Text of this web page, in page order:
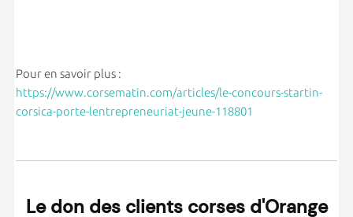
Pour en savoir plus :
https://www.corsematin.com/articles/le-concours-startin-
corsica-porte-lentrepreneuriat-jeune-118801
Le don des clients corses d'Orange